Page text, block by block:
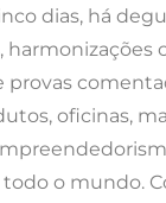
dias, há
harmonizações
provas
oficinas,
o mundo.